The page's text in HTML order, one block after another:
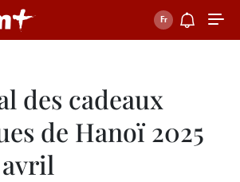
des cadeaux
de Hanoï 2025